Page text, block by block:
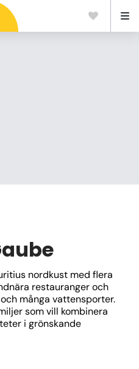
nordkust med flera
restauranger och
många vattensporter.
som vill kombinera
i grönskande